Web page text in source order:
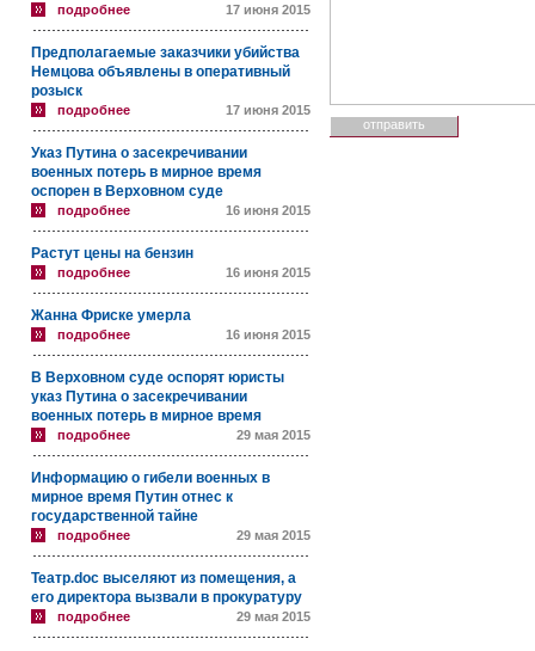
подробнее 17 июня 2015
Предполагаемые заказчики убийства
Немцова объявлены в оперативный
розыск
подробнее 17 июня 2015
Указ Путина о засекречивании
военных потерь в мирное время
оспорен в Верховном суде
подробнее 16 июня 2015
Растут цены на бензин
подробнее 16 июня 2015
Жанна Фриске умерла
подробнее 16 июня 2015
В Верховном суде оспорят юристы
указ Путина о засекречивании
военных потерь в мирное время
подробнее 29 мая 2015
Информацию о гибели военных в
мирное время Путин отнес к
государственной тайне
подробнее 29 мая 2015
Театр.doc выселяют из помещения, а
его директора вызвали в прокуратуру
подробнее 29 мая 2015